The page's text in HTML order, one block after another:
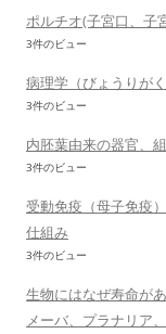
ポルチオ(子宮口、子
3件のビュー
病理学（びょうりが
3件のビュー
内胚葉由来の器官、
3件のビュー
受動免疫（母子免疫
仕組み
3件のビュー
生物にはなぜ寿命が
メーバ、プラナリア